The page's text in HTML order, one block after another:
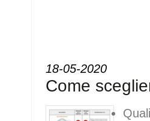
18-05-2020
Come